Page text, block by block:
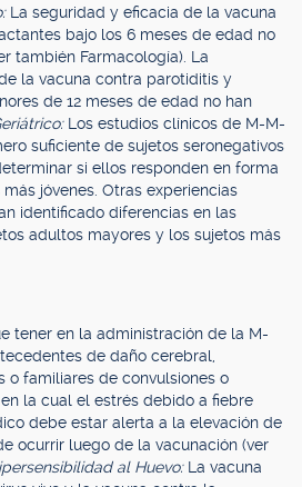
La seguridad y eficacia de la vacuna
bajo los 6 meses de edad no
también Farmacología). La
la vacuna contra parotiditis y
de 12 meses de edad no han
Los estudios clínicos de M-M-
suficiente de sujetos seronegativos
si ellos responden en forma
jóvenes. Otras experiencias
identificado diferencias en las
adultos mayores y los sujetos más
tener en la administración de la M-
de daño cerebral,
o familiares de convulsiones o
la cual el estrés debido a fiebre
debe estar alerta a la elevación de
ocurrir luego de la vacunación (ver
al Huevo: La vacuna